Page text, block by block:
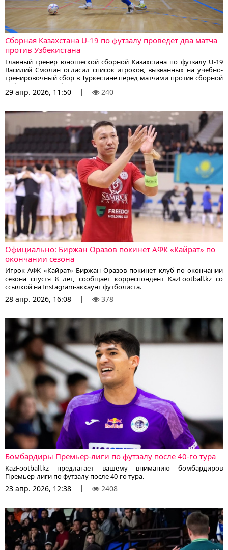
Сборная Казахстана U-19 по футзалу проведет два матча
против Узбекистана
Главный тренер юношеской сборной Казахстана по футзалу U-19
Василий Смолин огласил список игроков, вызванных на учебно-
тренировочный сбор в Туркестане перед матчами против сборной
Узбекистана, сообщает корреспондент KazFootball.kz со ссылкой на
официальный сайт КФФ.
29 апр. 2026, 11:50 240
Официально: Биржан Оразов покинет АФК «Кайрат» по
окончании сезона
Игрок АФК «Кайрат» Биржан Оразов покинет клуб по окончании
сезона спустя 8 лет, сообщает корреспондент KazFootball.kz со
ссылкой на Instagram-аккаунт футболиста.
28 апр. 2026, 16:08 378
Бомбардиры Премьер-лиги по футзалу после 40-го тура
KazFootball.kz предлагает вашему вниманию бомбардиров
Премьер-лиги по футзалу после 40-го тура.
23 апр. 2026, 12:38 2408